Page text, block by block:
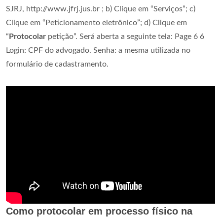
SJRJ, http://www.jfrj.jus.br ; b) Clique em “Serviços”; c)
Clique em “Peticionamento eletrônico”; d) Clique em
“ Protocolar petição”. Será aberta a seguinte tela: Page 6 6
Login: CPF do advogado. Senha: a mesma utilizada no
formulário de cadastramento.
Como protocolar em processo físico na